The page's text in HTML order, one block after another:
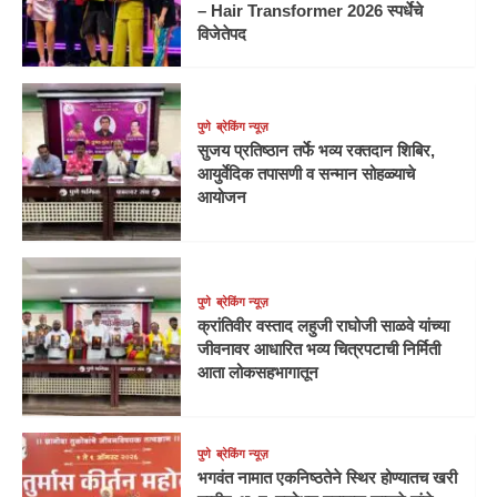
– Hair Transformer 2026 स्पर्धेचे
विजेतेपद
पुणे ब्रेकिंग न्यूज़
सुजय प्रतिष्ठान तर्फे भव्य रक्तदान शिबिर,
आयुर्वेदिक तपासणी व सन्मान सोहळ्याचे
आयोजन
पुणे ब्रेकिंग न्यूज़
क्रांतिवीर वस्ताद लहुजी राघोजी साळवे यांच्या
जीवनावर आधारित भव्य चित्रपटाची निर्मिती
आता लोकसहभागातून
पुणे ब्रेकिंग न्यूज़
भगवंत नामात एकनिष्ठतेने स्थिर होण्यातच खरी